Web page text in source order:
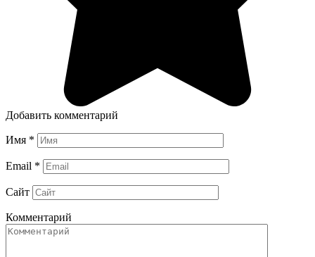
Добавить комментарий
Имя *
Email *
Сайт
Комментарий